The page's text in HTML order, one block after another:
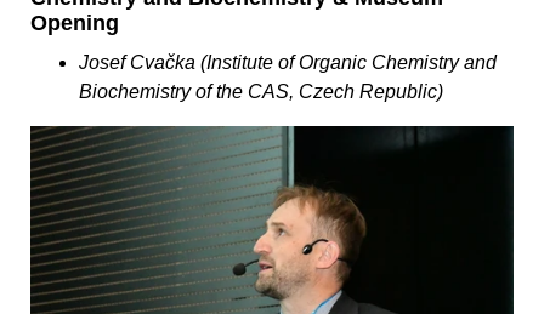
Opening
Josef Cvačka (Institute of Organic Chemistry and
Biochemistry of the CAS, Czech Republic)